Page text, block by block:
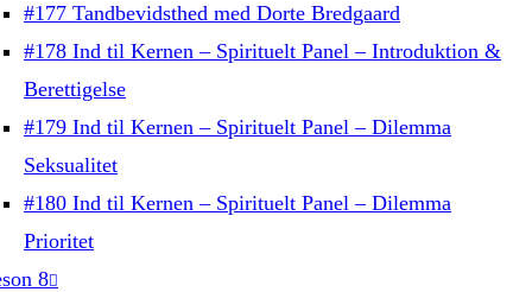
#177 Tandbevidsthed med Dorte Bredgaard
#178 Ind til Kernen – Spirituelt Panel – Introduktion &
Berettigelse
#179 Ind til Kernen – Spirituelt Panel – Dilemma
Seksualitet
#180 Ind til Kernen – Spirituelt Panel – Dilemma
Prioritet
8